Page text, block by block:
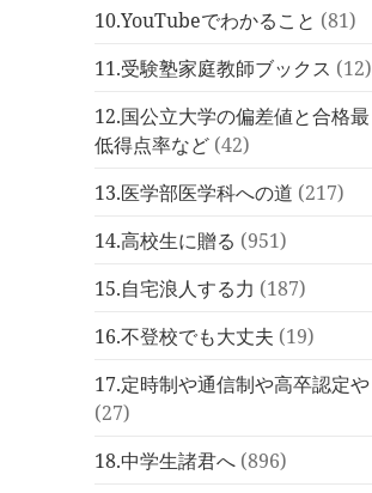
10.YouTubeでわかること (81)
11.受験塾家庭教師ブックス (12)
12.国公立大学の偏差値と合格最
低得点率など (42)
13.医学部医学科への道 (217)
14.高校生に贈る (951)
15.自宅浪人する力 (187)
16.不登校でも大丈夫 (19)
17.定時制や通信制や高卒認定や
(27)
18.中学生諸君へ (896)